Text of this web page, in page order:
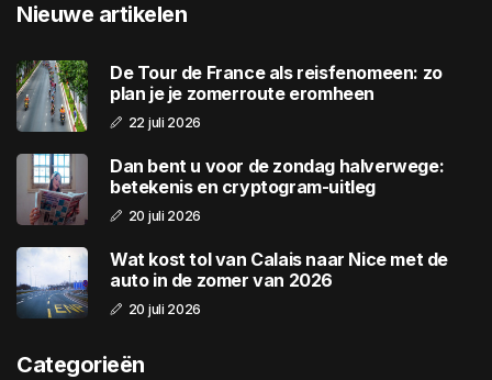
Nieuwe artikelen
De Tour de France als reisfenomeen: zo
plan je je zomerroute eromheen
22 juli 2026
Dan bent u voor de zondag halverwege:
betekenis en cryptogram-uitleg
20 juli 2026
Wat kost tol van Calais naar Nice met de
auto in de zomer van 2026
20 juli 2026
Categorieën